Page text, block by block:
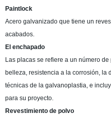
Paintlock
Acero galvanizado que tiene un
acabados.
El enchapado
Las placas se refiere a un número
belleza, resistencia a la corrosión, la
técnicas de la galvanoplastia, e
para su proyecto.
Revestimiento de polvo